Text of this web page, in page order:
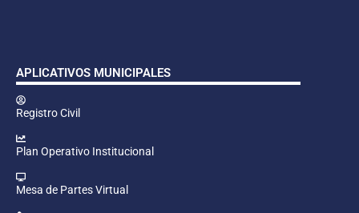
APLICATIVOS MUNICIPALES
Registro Civil
Plan Operativo Institucional
Mesa de Partes Virtual